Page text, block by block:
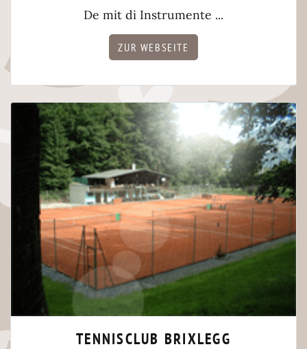
De mit di Instrumente ...
ZUR WEBSEITE
TENNISCLUB BRIXLEGG